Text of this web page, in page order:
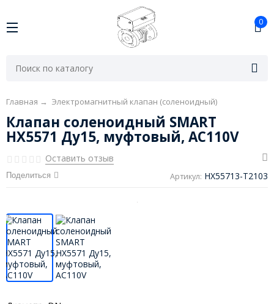
0
Главная → Электромагнитный клапан (соленоидный)
Клапан соленоидный SMART
HX5571 Ду15, муфтовый, AC110V
Оставить отзыв
Поделиться Артикул: HX55713-T2103